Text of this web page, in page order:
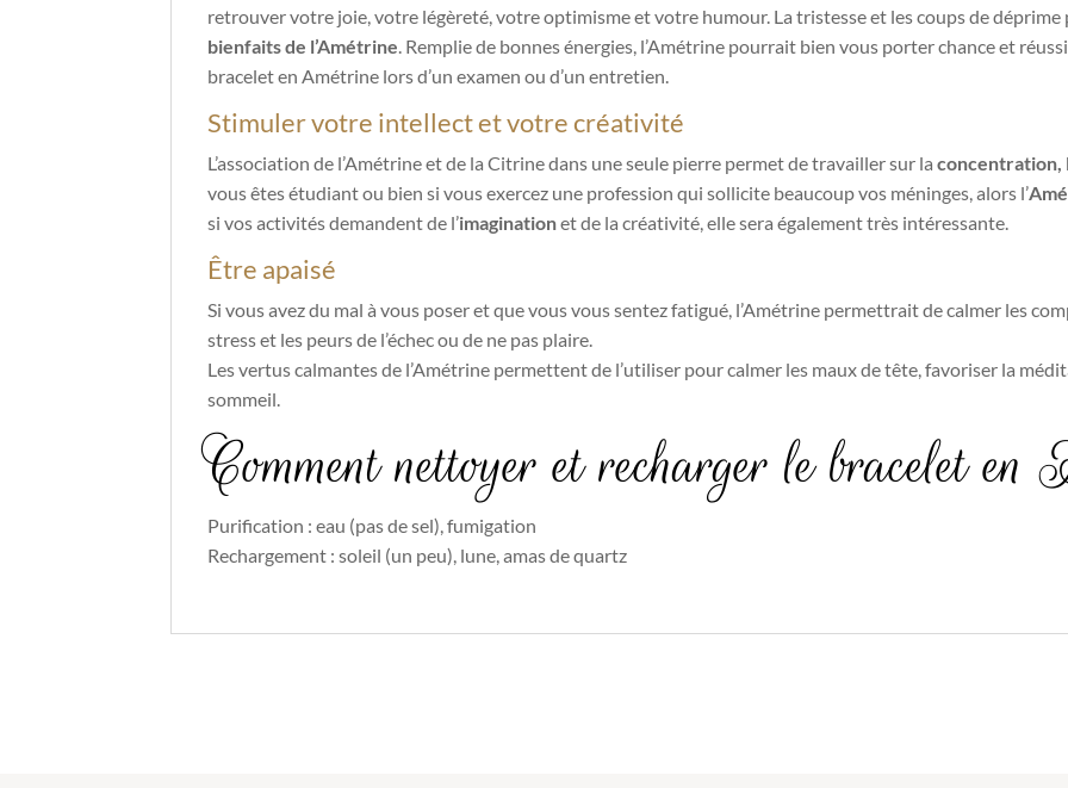
retrouver votre joie, votre légèreté, votre optimisme et votre humour. La tristesse et les coups de déprime
bienfaits de l’Amétrine. Remplie de bonnes énergies, l’Amétrine pourrait bien vous porter chance et
bracelet en Amétrine lors d’un examen ou d’un entretien.
Stimuler votre intellect et votre créativité
L’association de l’Amétrine et de la Citrine dans une seule pierre permet de travailler sur la concentration,
vous êtes étudiant ou bien si vous exercez une profession qui sollicite beaucoup vos méninges, alors l’
si vos activités demandent de l’imaginationet de la créativité, elle sera également très intéressante.
Être apaisé
Si vous avez du mal à vous poser et que vous vous sentez fatigué, l’Amétrine permettrait de calmer les
stress et les peurs de l’échec ou de ne pas plaire.
Les vertus calmantes de l’Amétrine permettent de l’utiliser pour calmer les maux de tête, favoriser la
sommeil.
Comment nettoyer et recharger le bracelet
Purification : eau (pas de sel), fumigation
Rechargement : soleil (un peu), lune, amas de quartz